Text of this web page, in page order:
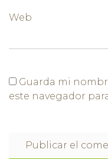
Web
Guarda mi
este navegador